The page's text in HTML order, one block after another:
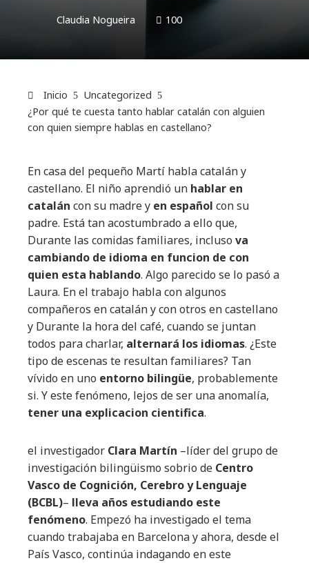
Claudia Nogueira 100
Inicio
Uncategorized
¿Por qué te cuesta tanto hablar catalán con alguien
con quien siempre hablas en castellano?
En casa del pequeño Martí habla catalán y
castellano. El niño aprendió un hablar en
catalán con su madre y en español con su
padre. Está tan acostumbrado a ello que,
Durante las comidas familiares, incluso va
cambiando de idioma en funcion de con
quien esta hablando. Algo parecido se lo pasó a
Laura. En el trabajo habla con algunos
compañeros en catalán y con otros en castellano
y Durante la hora del café, cuando se juntan
todos para charlar, alternará los idiomas. ¿Este
tipo de escenas te resultan familiares? Tan
vívido en uno entorno bilingüe, probablemente
si. Y este fenómeno, lejos de ser una anomalía,
tener una explicacion cientifica.
el investigador Clara Martín –líder del grupo de
investigación bilingüismo sobrio de Centro
Vasco de Cognición, Cerebro y Lenguaje
(BCBL)– lleva años estudiando este
fenómeno. Empezó ha investigado el tema
cuando trabajaba en Barcelona y ahora, desde el
País Vasco, continúa indagando en este